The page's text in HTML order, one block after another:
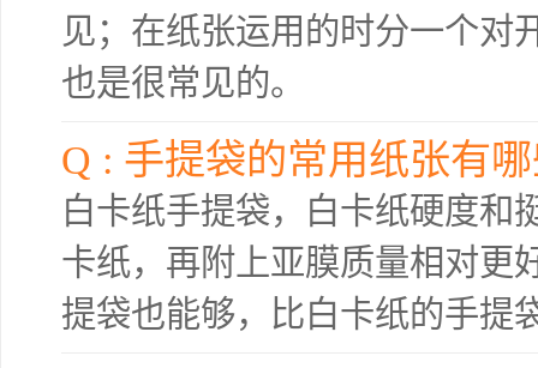
见；在纸张运用的时分一个对
也是很常见的。
Q : 手提袋的常用纸张有
白卡纸手提袋，白卡纸硬度和
卡纸，再附上亚膜质量相对更
提袋也能够，比白卡纸的手提